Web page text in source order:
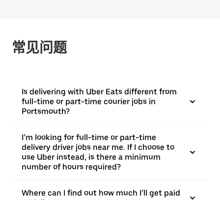
常见问题
Is delivering with Uber Eats different from
full-time or part-time courier jobs in
Portsmouth?
I’m looking for full-time or part-time
delivery driver jobs near me. If I choose to
use Uber instead, is there a minimum
number of hours required?
Where can I find out how much I’ll get paid